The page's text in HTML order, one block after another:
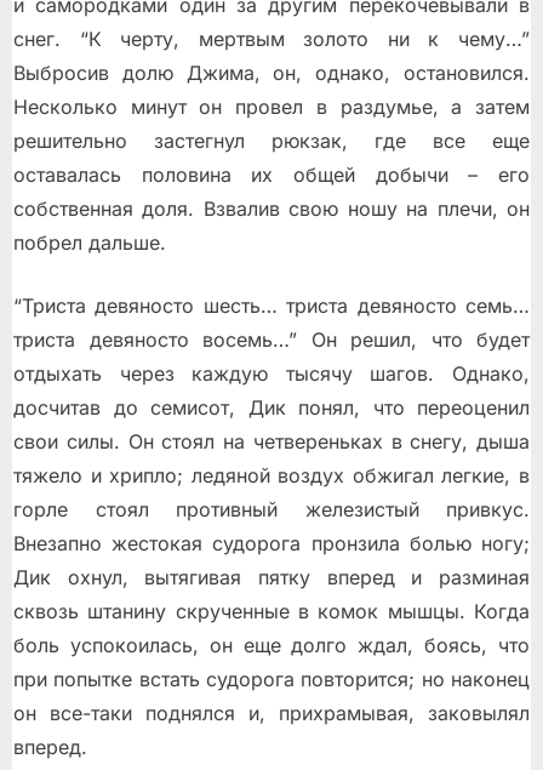
снег. “К черту, мертвым золото ни к чему…”
Выбросив долю Джима, он, однако, остановился.
Несколько минут он провел в раздумье, а затем
решительно застегнул рюкзак, где все еще
оставалась половина их общей добычи – его
собственная доля. Взвалив свою ношу на плечи, он
побрел дальше.
“Триста девяносто шесть… триста девяносто семь…
триста девяносто восемь…” Он решил, что будет
отдыхать через каждую тысячу шагов. Однако,
досчитав до семисот, Дик понял, что переоценил
свои силы. Он стоял на четвереньках в снегу, дыша
тяжело и хрипло; ледяной воздух обжигал легкие, в
горле стоял противный железистый привкус.
Внезапно жестокая судорога пронзила болью ногу;
Дик охнул, вытягивая пятку вперед и разминая
сквозь штанину скрученные в комок мышцы. Когда
боль успокоилась, он еще долго ждал, боясь, что
при попытке встать судорога повторится; но наконец
он все-таки поднялся и, прихрамывая, заковылял
вперед.